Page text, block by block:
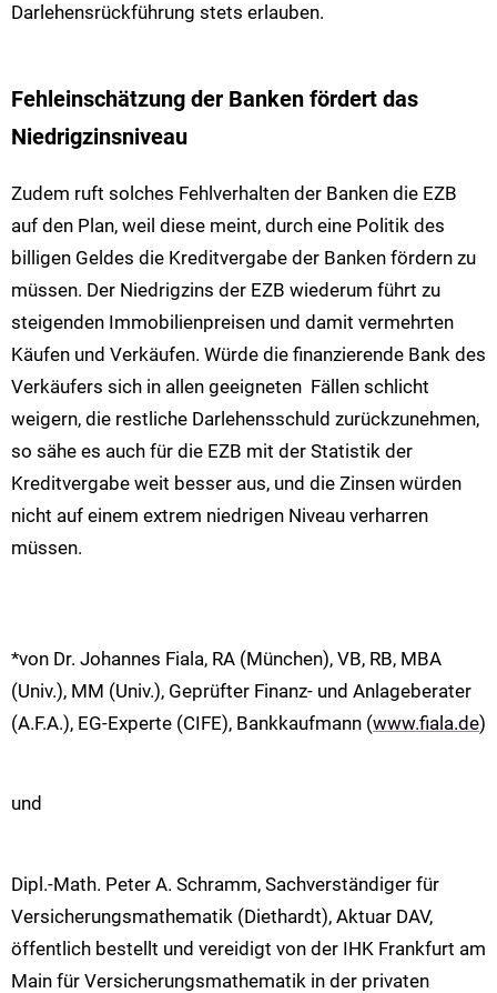
Darlehensrückführung stets erlauben.
Fehleinschätzung der Banken fördert das
Niedrigzinsniveau
Zudem ruft solches Fehlverhalten der Banken die EZB
auf den Plan, weil diese meint, durch eine Politik des
billigen Geldes die Kreditvergabe der Banken fördern zu
müssen. Der Niedrigzins der EZB wiederum führt zu
steigenden Immobilienpreisen und damit vermehrten
Käufen und Verkäufen. Würde die finanzierende Bank des
Verkäufers sich in allen geeigneten Fällen schlicht
weigern, die restliche Darlehensschuld zurückzunehmen,
so sähe es auch für die EZB mit der Statistik der
Kreditvergabe weit besser aus, und die Zinsen würden
nicht auf einem extrem niedrigen Niveau verharren
müssen.
*von Dr. Johannes Fiala, RA (München), VB, RB, MBA
(Univ.), MM (Univ.), Geprüfter Finanz- und Anlageberater
(A.F.A.), EG-Experte (CIFE), Bankkaufmann (www.fiala.de)
und
Dipl.-Math. Peter A. Schramm, Sachverständiger für
Versicherungsmathematik (Diethardt), Aktuar DAV,
öffentlich bestellt und vereidigt von der IHK Frankfurt am
Main für Versicherungsmathematik in der privaten